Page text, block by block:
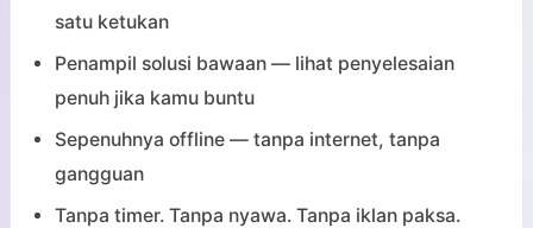
satu ketukan
Penampil solusi bawaan — lihat penyelesaian
penuh jika kamu buntu
Sepenuhnya offline — tanpa internet, tanpa
gangguan
Tanpa timer. Tanpa nyawa. Tanpa iklan paksa.